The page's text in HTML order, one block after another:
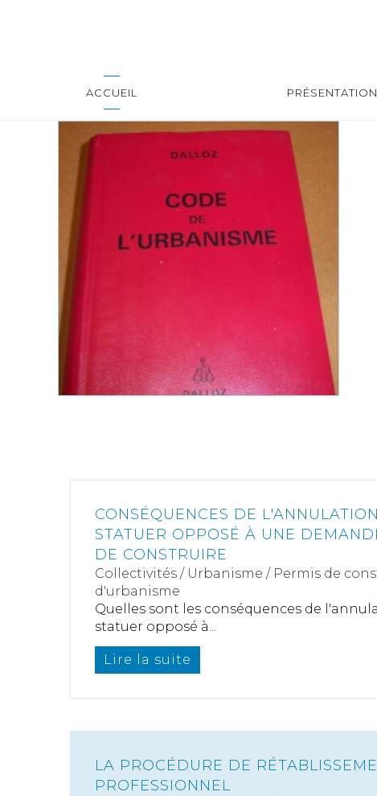
ACCUEIL PRÉSENTATION
CONSÉQUENCES DE
STATUER OPPOSÉ À UNE
DE CONSTRUIRE
Collectivités / Urbanisme / Permis de
d'urbanisme
Quelles sont les conséquences de
statuer opposé à...
Lire la suite
LA PROCÉDURE DE
PROFESSIONNEL